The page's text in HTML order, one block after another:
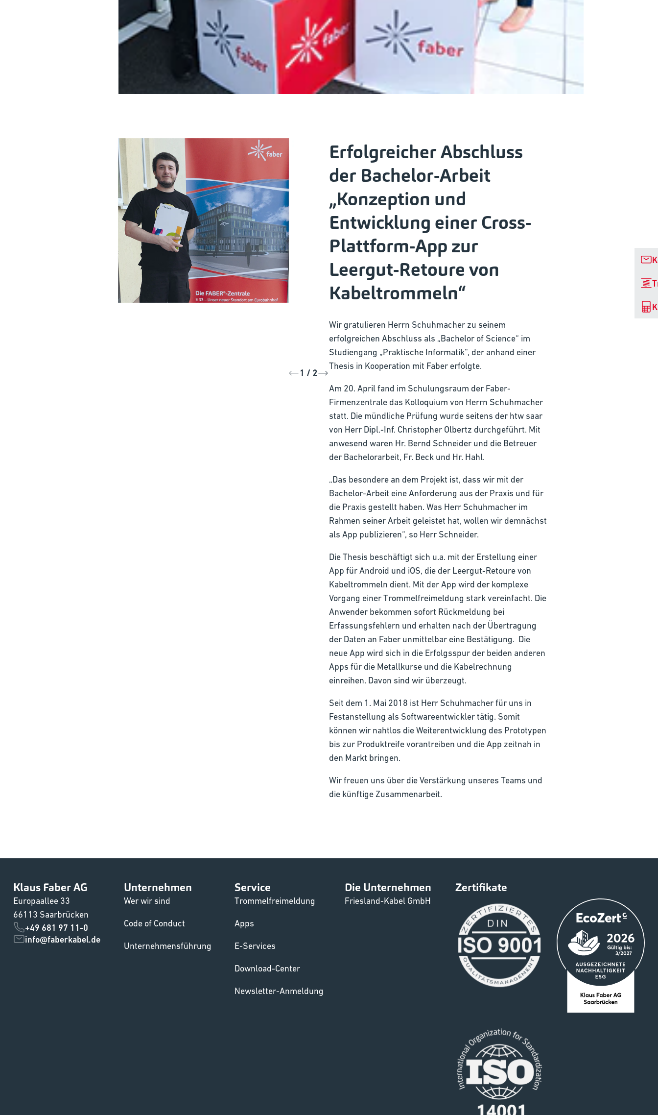
1 / 2
Erfolgreicher Abschluss
der Bachelor-Arbeit
„Konzeption und
Entwicklung einer Cross-
Plattform-App zur
Leergut-Retoure von
Kabeltrommeln“
Wir gratulieren Herrn Schuhmacher zu seinem
erfolgreichen Abschluss als „Bachelor of Science“ im
Studiengang „Praktische Informatik“, der anhand einer
Thesis in Kooperation mit Faber erfolgte.
Am 20. April fand im Schulungsraum der Faber-
Firmenzentrale das Kolloquium von Herrn Schuhmacher
statt. Die mündliche Prüfung wurde seitens der htw saar
von Herr Dipl.-Inf. Christopher Olbertz durchgeführt. Mit
anwesend waren Hr. Bernd Schneider und die Betreuer
der Bachelorarbeit, Fr. Beck und Hr. Hahl.
„Das besondere an dem Projekt ist, dass wir mit der
Bachelor-Arbeit eine Anforderung aus der Praxis und für
die Praxis gestellt haben. Was Herr Schuhmacher im
Rahmen seiner Arbeit geleistet hat, wollen wir demnächst
als App publizieren“, so Herr Schneider.
Die Thesis beschäftigt sich u.a. mit der Erstellung einer
App für Android und iOS, die der Leergut-Retoure von
Kabeltrommeln dient. Mit der App wird der komplexe
Vorgang einer Trommelfreimeldung stark vereinfacht. Die
Anwender bekommen sofort Rückmeldung bei
Erfassungsfehlern und erhalten nach der Übertragung
der Daten an Faber unmittelbar eine Bestätigung. Die
neue App wird sich in die Erfolgsspur der beiden anderen
Apps für die Metallkurse und die Kabelrechnung
einreihen. Davon sind wir überzeugt.
Seit dem 1. Mai 2018 ist Herr Schuhmacher für uns in
Festanstellung als Softwareentwickler tätig. Somit
können wir nahtlos die Weiterentwicklung des Prototypen
bis zur Produktreife vorantreiben und die App zeitnah in
den Markt bringen.
Wir freuen uns über die Verstärkung unseres Teams und
die künftige Zusammenarbeit.
Klaus Faber AG
Europaallee 33
66113 Saarbrücken
+49 681 97 11-0
info@faberkabel.de
Unternehmen
Wer wir sind
Code of Conduct
Unternehmensführung
Service
Trommelfreimeldung
Apps
E-Services
Download-Center
Newsletter-Anmeldung
Die Unternehmen
Friesland-Kabel GmbH
Zertifikate